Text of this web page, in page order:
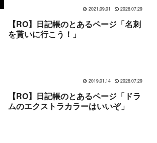
2021.09.01 2026.07.29
【RO】日記帳のとあるページ「名刺
を貰いに行こう！」
2019.01.14 2026.07.29
【RO】日記帳のとあるページ「ドラ
ムのエクストラカラーはいいぞ」